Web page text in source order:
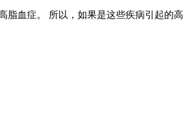
脂血症。 所以，如果是这些疾病引起的高